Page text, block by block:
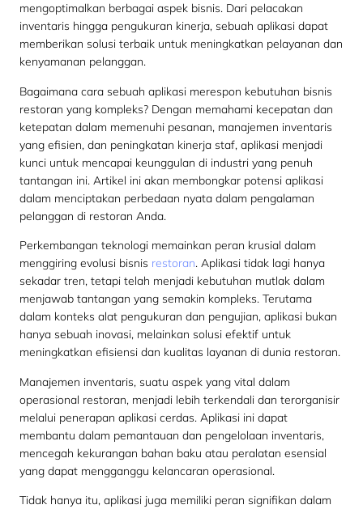
mengoptimalkan berbagai aspek bisnis. Dari pelacakan
inventaris hingga pengukuran kinerja, sebuah aplikasi dapat
memberikan solusi terbaik untuk meningkatkan pelayanan dan
kenyamanan pelanggan.
Bagaimana cara sebuah aplikasi merespon kebutuhan bisnis
restoran yang kompleks? Dengan memahami kecepatan dan
ketepatan dalam memenuhi pesanan, manajemen inventaris
yang efisien, dan peningkatan kinerja staf, aplikasi menjadi
kunci untuk mencapai keunggulan di industri yang penuh
tantangan ini. Artikel ini akan membongkar potensi aplikasi
dalam menciptakan perbedaan nyata dalam pengalaman
pelanggan di restoran Anda.
Perkembangan teknologi memainkan peran krusial dalam
menggiring evolusi bisnis restoran. Aplikasi tidak lagi hanya
sekadar tren, tetapi telah menjadi kebutuhan mutlak dalam
menjawab tantangan yang semakin kompleks. Terutama
dalam konteks alat pengukuran dan pengujian, aplikasi bukan
hanya sebuah inovasi, melainkan solusi efektif untuk
meningkatkan efisiensi dan kualitas layanan di dunia restoran.
Manajemen inventaris, suatu aspek yang vital dalam
operasional restoran, menjadi lebih terkendali dan terorganisir
melalui penerapan aplikasi cerdas. Aplikasi ini dapat
membantu dalam pemantauan dan pengelolaan inventaris,
mencegah kekurangan bahan baku atau peralatan esensial
yang dapat mengganggu kelancaran operasional.
Tidak hanya itu, aplikasi juga memiliki peran signifikan dalam